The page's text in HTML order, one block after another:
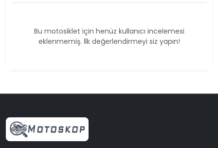
Bu motosiklet için henüz kullanıcı incelemesi
eklenmemiş. İlk değerlendirmeyi siz yapın!